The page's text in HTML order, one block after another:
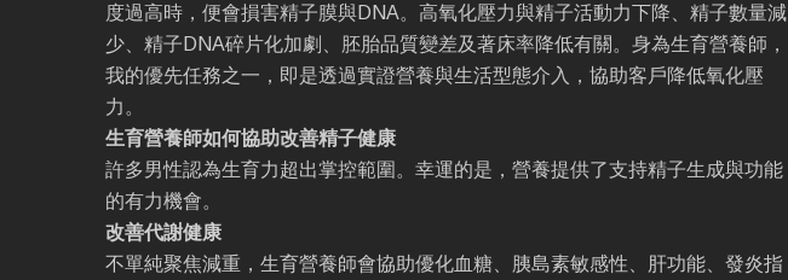
度過高時，便會損害精子膜與DNA。高氧化壓力與精子活動力下降、精子數量減
少、精子DNA碎片化加劇、胚胎品質變差及著床率降低有關。身為生育營養師，
我的優先任務之一，即是透過實證營養與生活型態介入，協助客戶降低氧化壓
力。
生育營養師如何協助改善精子健康
許多男性認為生育力超出掌控範圍。幸運的是，營養提供了支持精子生成與功能
的有力機會。
改善代謝健康
不單純聚焦減重，生育營養師會協助優化血糖、胰島素敏感性、肝功能、發炎指